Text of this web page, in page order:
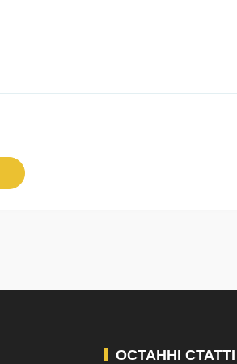
ОСТАННІ СТАТТІ